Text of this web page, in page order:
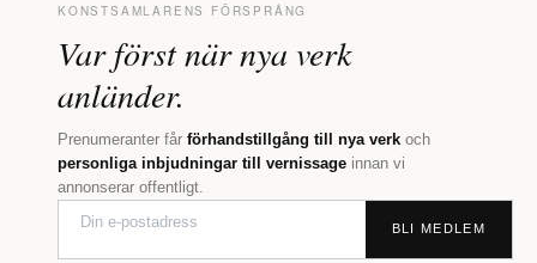
KONSTSAMLARENS FÖRSPRÅNG
Var först när nya verk
anländer.
Prenumeranter får förhandstillgång till nya verk och
personliga inbjudningar till vernissage innan vi
annonserar offentligt.
BLI MEDLEM